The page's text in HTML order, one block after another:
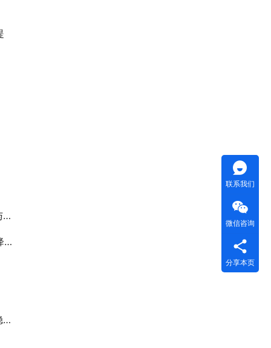
联系我们
微信咨询
分享本页